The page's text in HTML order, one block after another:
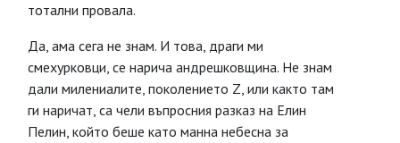
тотални провала.
Да, ама сега не знам. И това, драги ми
смехурковци, се нарича андрешковщина. Не знам
дали милениалите, поколението Z, или както там
ги наричат, са чели въпросния разказ на Елин
Пелин, който беше като манна небесна за